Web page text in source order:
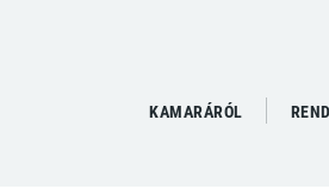
KAMARÁRÓL